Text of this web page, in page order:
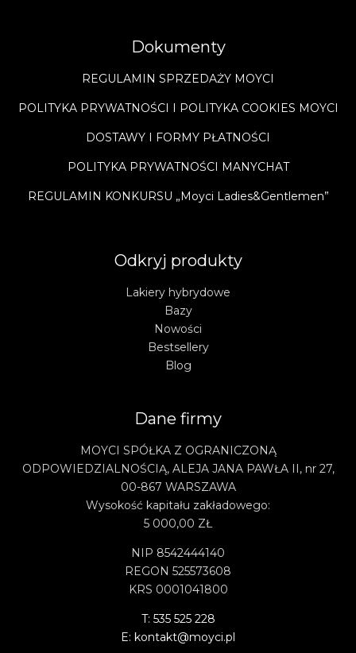
Dokumenty
REGULAMIN SPRZEDAŻY MOYCI
POLITYKA PRYWATNOŚCI I POLITYKA COOKIES MOYCI
DOSTAWY I FORMY PŁATNOŚCI
POLITYKA PRYWATNOŚCI MANYCHAT
REGULAMIN KONKURSU „Moyci Ladies&Gentlemen”
Odkryj produkty
Lakiery hybrydowe
Bazy
Nowości
Bestsellery
Blog
Dane firmy
MOYCI SPÓŁKA Z OGRANICZONĄ
ODPOWIEDZIALNOŚCIĄ, ALEJA JANA PAWŁA II, nr 27,
00-867 WARSZAWA
Wysokość kapitału zakładowego:
5 000,00 ZŁ
NIP 8542444140
REGON 525573608
KRS 0001041800
T: 535 525 228
E: kontakt@moyci.pl